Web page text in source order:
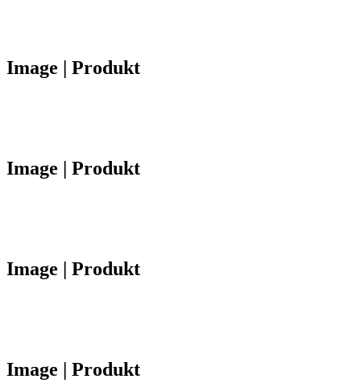
Image | Produkt
Image | Produkt
Image | Produkt
Image | Produkt